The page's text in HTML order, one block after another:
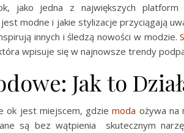
jako jedna z największych platform
modne i jakie stylizacje przyciągają
innych i śledzą nowości w modzie.
wpisuje się w najnowsze trendy
Jak to
ok jest miejscem, gdziemoda ożywa na
są bez wątpienia skutecznym